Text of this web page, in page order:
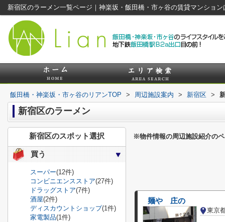
新宿区のラーメン一覧ページ｜神楽坂・飯田橋・市ヶ谷の賃貸マンション
飯田橋・神楽坂・市ヶ谷のリアンTOP > 周辺施設案内 > 新宿区 >
新宿区のラーメン
※物件情報の周辺施設紹介の
麺や 庄の
東京
新宿区のスポット選択
買う
スーパー(12件)
コンビニエンスストア(27件)
ドラッグストア(7件)
酒屋(2件)
ディスカウントショップ(1件)
家電製品(1件)